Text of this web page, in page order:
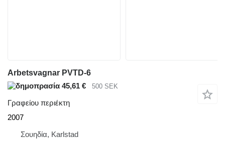
Arbetsvagnar PVTD-6
45,61 €
500 SEK
Γραφείου περιέκτη
2007
Σουηδία, Karlstad